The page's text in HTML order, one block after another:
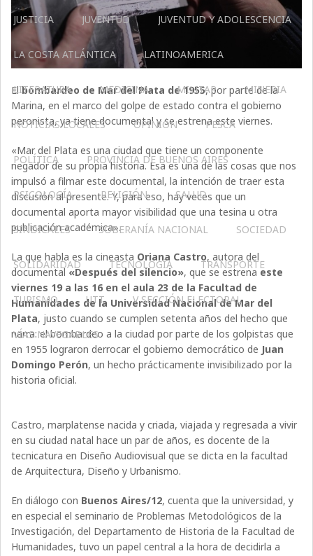
JUSTICIA JUVENTUD JUVENTUD Y ADOLESCENCIA
LA COSTA ATLÁNTICA LATINOAMERICA
LITERATURA MEDICINA MILITAR MINERIA
NOTICIAS LOCALES OPINIÓN PESCA
POLÍTICA PROVINCIA DE BUENOS AIRES
PSICOLOGÍA RELIGIÓN SALUD
SINDICALES SOBERANÍA NACIONAL SOCIEDAD
SOLIDARIDAD TECNOLOGÍA TRANSPORTE
TURISMO UTT V SECCIÓN ELECTORAL
VÍAS NAVEGABLES
Elbombardeo de Mar del Plata de 1955, por parte de la
Marina, en el marco del golpe de estado contra el gobierno
peronista, ya tiene documental y se estrena este viernes.
«Mar del Plata es una ciudad que tiene un componente
negador de su propia historia. Esa es una de las cosas que nos
impulsó a filmar este documental, la intención de traer esta
discusión al presente. Y, para eso, hay veces que un
documental aporta mayor visibilidad que una tesina u otra
publicación académica».
La que habla es la cineasta Oriana Castro, autora del
documental«Después del silencio», que se estrena este
viernes 19 a las 16 en el aula 23 de la Facultad de
Humanidades de la Universidad Nacional de Mar del
Plata, justo cuando se cumplen setenta años del hecho que
narra: el bombardeo a la ciudad por parte de los golpistas que
en 1955 lograron derrocar el gobierno democrático de Juan
Domingo Perón, un hecho prácticamente invisibilizado por la
historia oficial.
Castro, marplatense nacida y criada, viajada y regresada a vivir
en su ciudad natal hace un par de años, es docente de la
tecnicatura en Diseño Audiovisual que se dicta en la facultad
de Arquitectura, Diseño y Urbanismo.
En diálogo con Buenos Aires/12, cuenta que la universidad, y
en especial el seminario de Problemas Metodológicos de la
Investigación, del Departamento de Historia de la Facultad de
Humanidades, tuvo un papel central a la hora de decidirla a